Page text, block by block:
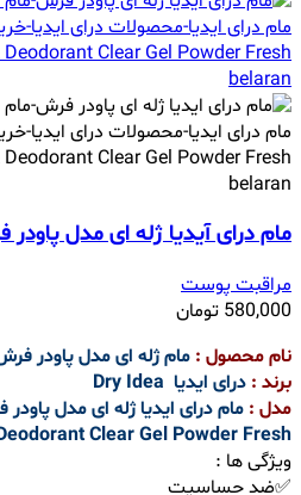
مام درای آیدیا ژله ای مدل
مراقبت پوست
580,000 تومان
نام محصول : مام ژله ای مدل پاودر
برند : درای ایدیا Dry Idea
مدل :
Clear Gel Powder Fresh
ویژگی ها :
✅ضد حساسیت